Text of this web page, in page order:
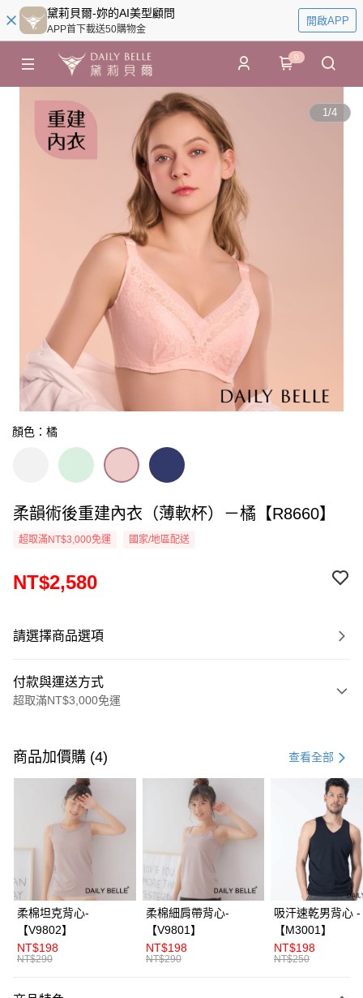
黛莉貝爾-妳的AI美型顧問
APP首下載送50購物金
開啟APP
0
1/4
顏色：橘
柔韻術後重建內衣（薄軟杯）－橘【R8660】
超取滿NT$3,000免運 國家/地區配送
NT$2,580
請選擇商品選項
付款與運送方式
超取滿NT$3,000免運
信用卡一次付款
信用卡分期付款
3 期 0 利率 每期 21家銀行
合作金庫商業銀行
第一商業銀行
華南商業銀行
上海商業儲蓄銀行
台北富邦商業銀行
國泰世華商業銀行
兆豐國際商業銀行
臺灣中小企業銀行
台中商業銀行
匯豐（台灣）商業銀行
華泰商業銀行
聯邦商業銀行
元大商業銀行
超商取貨付款
LINE Pay
Apple Pay
街口支付
ATM付款
商品加價購 (4) 查看全部
柔棉坦克背心-
【V9802】
NT$198
NT$290
柔棉細肩帶背心-
【V9801】
NT$198
NT$290
吸汗速乾男背心 -
【M3001】
NT$198
NT$250